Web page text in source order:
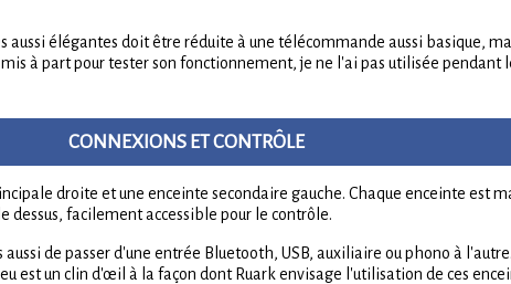
aussi élégantes doit être réduite à une télécommande aussi basique,
à part pour tester son fonctionnement, je ne l'ai pas utilisée pendant
CONNEXIONS ET CONTRÔLE
droite et une enceinte secondaire gauche. Chaque enceinte est
dessus, facilement accessible pour le contrôle.
de passer d'une entrée Bluetooth, USB, auxiliaire ou phono à
est un clin d'œil à la façon dont Ruark envisage l'utilisation de ces